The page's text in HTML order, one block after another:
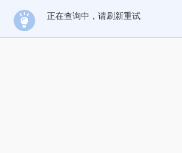
正在查询中，请刷新重试